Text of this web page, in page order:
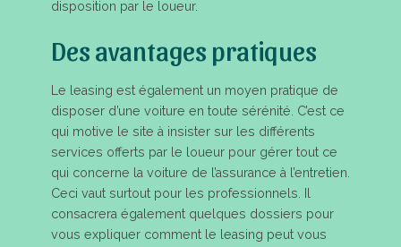
disposition par le loueur.
Des avantages pratiques
Le leasing est également un moyen pratique de
disposer d’une voiture en toute sérénité. C’est ce
qui motive le site à insister sur les différents
services offerts par le loueur pour gérer tout ce
qui concerne la voiture de l’assurance à l’entretien.
Ceci vaut surtout pour les professionnels. Il
consacrera également quelques dossiers pour
vous expliquer comment le leasing peut vous